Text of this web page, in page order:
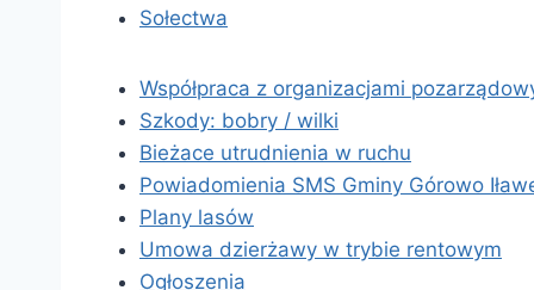
Sołectwa
Współpraca z organizacjami
Szkody: bobry / wilki
Bieżace utrudnienia w ruchu
Powiadomienia SMS Gminy Górowo
Plany lasów
Umowa dzierżawy w trybie rentowym
Ogłoszenia